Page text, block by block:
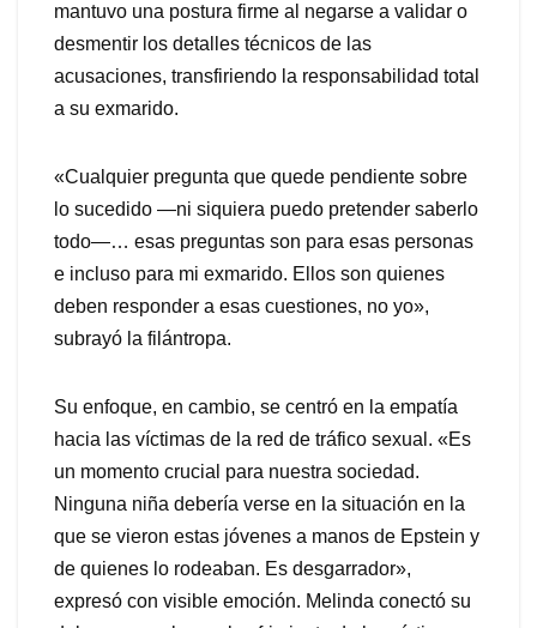
mantuvo una postura firme al negarse a validar o
desmentir los detalles técnicos de las
acusaciones, transfiriendo la responsabilidad total
a su exmarido.
«Cualquier pregunta que quede pendiente sobre
lo sucedido —ni siquiera puedo pretender saberlo
todo—… esas preguntas son para esas personas
e incluso para mi exmarido. Ellos son quienes
deben responder a esas cuestiones, no yo»,
subrayó la filántropa.
Su enfoque, en cambio, se centró en la empatía
hacia las víctimas de la red de tráfico sexual. «Es
un momento crucial para nuestra sociedad.
Ninguna niña debería verse en la situación en la
que se vieron estas jóvenes a manos de Epstein y
de quienes lo rodeaban. Es desgarrador»,
expresó con visible emoción. Melinda conectó su